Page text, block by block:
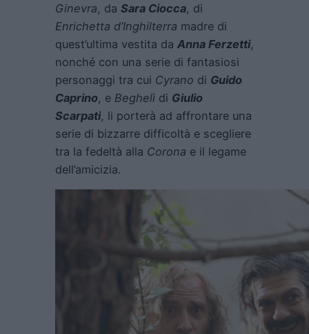
Ginevra, da Sara Ciocca, di
Enrichetta d’Inghilterra madre di
quest’ultima vestita da Anna Ferzetti,
nonché con una serie di fantasiosi
personaggi tra cui Cyrano di Guido
Caprino, e Beghelì di Giulio
Scarpati, li porterà ad affrontare una
serie di bizzarre difficoltà e scegliere
tra la fedeltà alla Corona e il legame
dell’amicizia.